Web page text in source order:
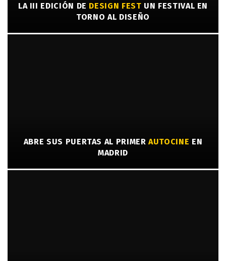
LA III EDICIÓN DE DESIGN FEST UN FESTIVAL EN
TORNO AL DISEÑO
ABRE SUS PUERTAS AL PRIMERAUTOCINE EN
MADRID